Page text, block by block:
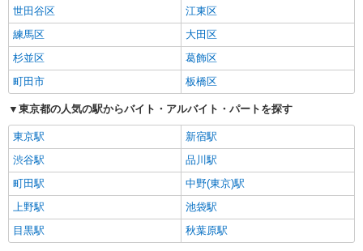
世田谷区
江東区
練馬区
大田区
杉並区
葛飾区
町田市
板橋区
東京都の人気の駅からバイト・アルバイト・パートを探す
東京駅
新宿駅
渋谷駅
品川駅
町田駅
中野(東京)駅
上野駅
池袋駅
目黒駅
秋葉原駅